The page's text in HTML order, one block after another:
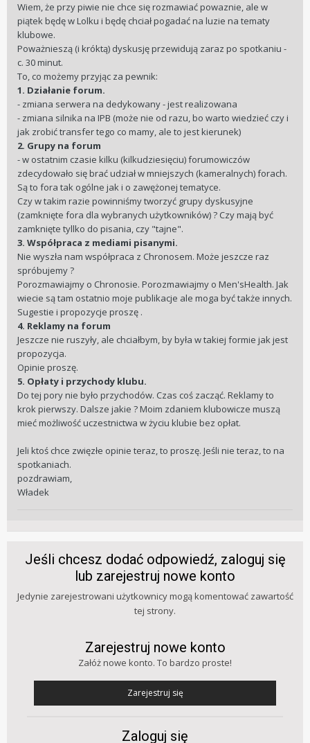
Wiem, że przy piwie nie chce się rozmawiać powaznie, ale w
piątek będę w Lolku i będę chciał pogadać na luzie na tematy
klubowe.
Poważnieszą (i króktą) dyskusję przewidują zaraz po spotkaniu -
c. 30 minut.
To, co możemy przyjąc za pewnik:
1. Działanie forum.
- zmiana serwera na dedykowany - jest realizowana
- zmiana silnika na IPB (może nie od razu, bo warto wiedzieć czy i
jak zrobić transfer tego co mamy, ale to jest kierunek)
2. Grupy na forum
- w ostatnim czasie kilku (kilkudziesięciu) forumowiczów
zdecydowało się brać udział w mniejszych (kameralnych) forach.
Są to fora tak ogólne jak i o zawężonej tematyce.
Czy w takim razie powinniśmy tworzyć grupy dyskusyjne
(zamknięte fora dla wybranych użytkowników) ? Czy mają być
zamknięte tyllko do pisania, czy "tajne".
3. Współpraca z mediami pisanymi.
Nie wyszła nam współpraca z Chronosem. Może jeszcze raz
spróbujemy ?
Porozmawiajmy o Chronosie. Porozmawiajmy o Men'sHealth. Jak
wiecie są tam ostatnio moje publikacje ale moga być także innych.
Sugestie i propozycje proszę .
4. Reklamy na forum
Jeszcze nie ruszyły, ale chciałbym, by była w takiej formie jak jest
propozycja.
Opinie proszę.
5. Opłaty i przychody klubu.
Do tej pory nie było przychodów. Czas coś zacząć. Reklamy to
krok pierwszy. Dalsze jakie ? Moim zdaniem klubowicze muszą
mieć możliwość uczestnictwa w życiu klubie bez opłat.
Jeli ktoś chce zwięzłe opinie teraz, to proszę. Jeśli nie teraz, to na
spotkaniach.
pozdrawiam,
Władek
Jeśli chcesz dodać odpowiedź, zaloguj się
lub zarejestruj nowe konto
Jedynie zarejestrowani użytkownicy mogą komentować zawartość
tej strony.
Zarejestruj nowe konto
Załóż nowe konto. To bardzo proste!
Zarejestruj się
Zaloguj się